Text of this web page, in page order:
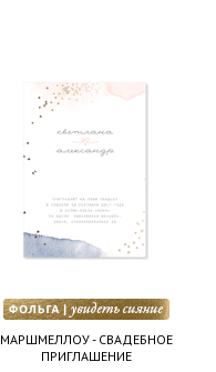
МАРШМЕЛЛОУ - СВАДЕБНОЕ
ПРИГЛАШЕНИЕ